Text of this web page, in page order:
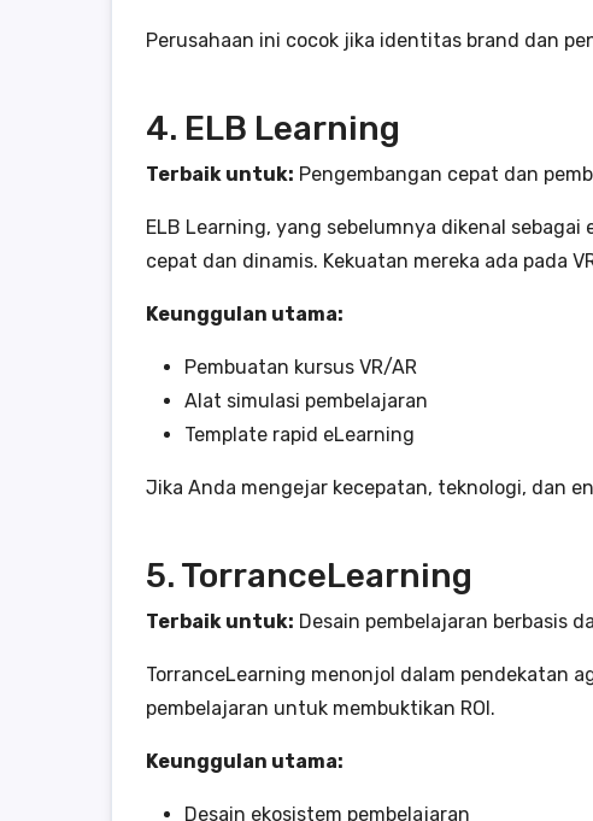
Perusahaan ini cocok jika identitas brand dan
4. ELB Learning
Terbaik untuk: Pengembangan cepat dan
ELB Learning, yang sebelumnya dikenal
cepat dan dinamis. Kekuatan mereka ada pada
Keunggulan utama:
Pembuatan kursus VR/AR
Alat simulasi pembelajaran
Template rapid eLearning
Jika Anda mengejar kecepatan, teknologi, dan
5. TorranceLearning
Terbaik untuk: Desain pembelajaran berbasis
TorranceLearning menonjol dalam pendekatan
pembelajaran untuk membuktikan ROI.
Keunggulan utama:
Desain ekosistem pembelajaran